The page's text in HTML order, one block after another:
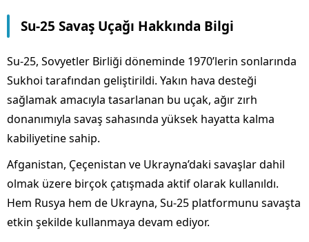
Su-25 Savaş Uçağı Hakkında Bilgi
Su-25, Sovyetler Birliği döneminde 1970’lerin sonlarında
Sukhoi tarafından geliştirildi. Yakın hava desteği
sağlamak amacıyla tasarlanan bu uçak, ağır zırh
donanımıyla savaş sahasında yüksek hayatta kalma
kabiliyetine sahip.
Afganistan, Çeçenistan ve Ukrayna’daki savaşlar dahil
olmak üzere birçok çatışmada aktif olarak kullanıldı.
Hem Rusya hem de Ukrayna, Su-25 platformunu savaşta
etkin şekilde kullanmaya devam ediyor.